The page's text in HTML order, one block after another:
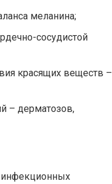
меланина;
сосудистой
красящих веществ –
– дерматозов,
инфекционных